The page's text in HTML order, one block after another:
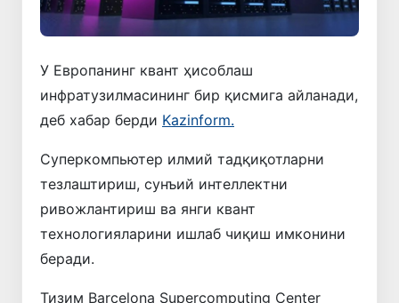
У Европанинг квант ҳисоблаш
инфратузилмасининг бир қисмига айланади,
деб хабар берди Kazinform.
Суперкомпьютер илмий тадқиқотларни
тезлаштириш, сунъий интеллектни
ривожлантириш ва янги квант
технологияларини ишлаб чиқиш имконини
беради.
Тизим Barcelona Supercomputing Center